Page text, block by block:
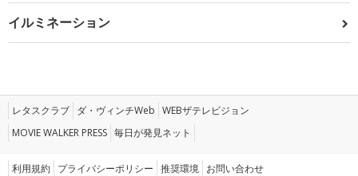
イルミネーション
レタスクラブ ダ・ヴィンチWeb WEBザテレビジョン
MOVIE WALKER PRESS 毎日が発見ネット
利用規約 プライバシーポリシー 推奨環境 お問い合わせ